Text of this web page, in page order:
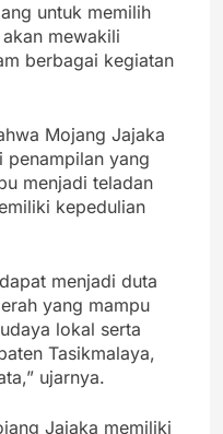
untuk memilih
mewakili
berbagai kegiatan
Mojang Jajaka
penampilan yang
menjadi teladan
kepedulian
menjadi duta
yang mampu
lokal serta
Tasikmalaya,
ujarnya.
Jajaka memiliki